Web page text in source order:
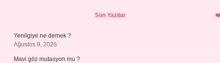
Son Yazılar
Yenilgiye ne demek ?
Ağustos 9, 2026
Mavi göz mutasyon mu ?